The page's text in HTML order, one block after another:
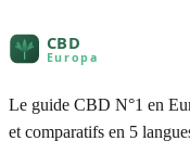
Le guide CBD N°1 en
et comparatifs en 5